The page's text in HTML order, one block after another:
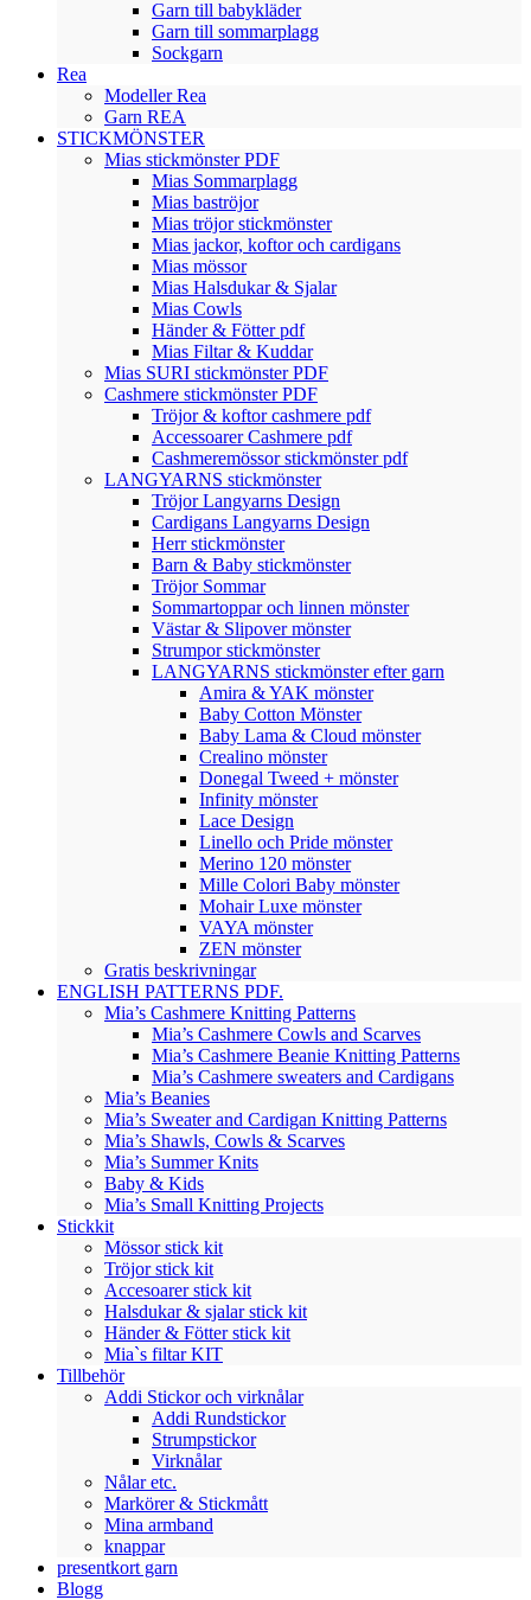
Garn till babykläder
Garn till sommarplagg
Sockgarn
Rea
Modeller Rea
Garn REA
STICKMÖNSTER
Mias stickmönster PDF
Mias Sommarplagg
Mias baströjor
Mias tröjor stickmönster
Mias jackor, koftor och cardigans
Mias mössor
Mias Halsdukar & Sjalar
Mias Cowls
Händer & Fötter pdf
Mias Filtar & Kuddar
Mias SURI stickmönster PDF
Cashmere stickmönster PDF
Tröjor & koftor cashmere pdf
Accessoarer Cashmere pdf
Cashmeremössor stickmönster pdf
LANGYARNS stickmönster
Tröjor Langyarns Design
Cardigans Langyarns Design
Herr stickmönster
Barn & Baby stickmönster
Tröjor Sommar
Sommartoppar och linnen mönster
Västar & Slipover mönster
Strumpor stickmönster
LANGYARNS stickmönster efter garn
Amira & YAK mönster
Baby Cotton Mönster
Baby Lama & Cloud mönster
Crealino mönster
Donegal Tweed + mönster
Infinity mönster
Lace Design
Linello och Pride mönster
Merino 120 mönster
Mille Colori Baby mönster
Mohair Luxe mönster
VAYA mönster
ZEN mönster
Gratis beskrivningar
ENGLISH PATTERNS PDF.
Mia’s Cashmere Knitting Patterns
Mia’s Cashmere Cowls and Scarves
Mia’s Cashmere Beanie Knitting Patterns
Mia’s Cashmere sweaters and Cardigans
Mia’s Beanies
Mia’s Sweater and Cardigan Knitting Patterns
Mia’s Shawls, Cowls & Scarves
Mia’s Summer Knits
Baby & Kids
Mia’s Small Knitting Projects
Stickkit
Mössor stick kit
Tröjor stick kit
Accesoarer stick kit
Halsdukar & sjalar stick kit
Händer & Fötter stick kit
Mia`s filtar KIT
Tillbehör
Addi Stickor och virknålar
Addi Rundstickor
Strumpstickor
Virknålar
Nålar etc.
Markörer & Stickmått
Mina armband
knappar
presentkort garn
Blogg